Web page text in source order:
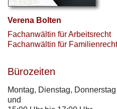
Verena Bolten
Fachanwältin für Arbeitsrecht
Fachanwältin für Familienrecht
Bürozeiten
Montag, Dienstag,
und